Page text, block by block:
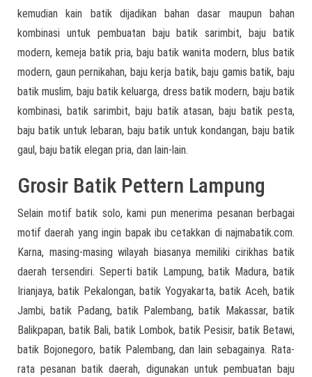
kemudian kain batik dijadikan bahan dasar maupun bahan
kombinasi untuk pembuatan baju batik sarimbit, baju batik
modern, kemeja batik pria, baju batik wanita modern, blus batik
modern, gaun pernikahan, baju kerja batik, baju gamis batik, baju
batik muslim, baju batik keluarga, dress batik modern, baju batik
kombinasi, batik sarimbit, baju batik atasan, baju batik pesta,
baju batik untuk lebaran, baju batik untuk kondangan, baju batik
gaul, baju batik elegan pria, dan lain-lain.
Grosir Batik Pettern Lampung
Selain motif batik solo, kami pun menerima pesanan berbagai
motif daerah yang ingin bapak ibu cetakkan di najmabatik.com.
Karna, masing-masing wilayah biasanya memiliki cirikhas batik
daerah tersendiri. Seperti batik Lampung, batik Madura, batik
Irianjaya, batik Pekalongan, batik Yogyakarta, batik Aceh, batik
Jambi, batik Padang, batik Palembang, batik Makassar, batik
Balikpapan, batik Bali, batik Lombok, batik Pesisir, batik Betawi,
batik Bojonegoro, batik Palembang, dan lain sebagainya. Rata-
rata pesanan batik daerah, digunakan untuk pembuatan baju